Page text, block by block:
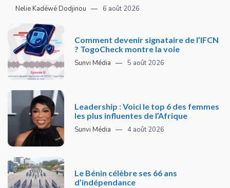
Nelie Kadéwé Dodjinou 6 août 2026
Comment devenir signataire de l’IFCN
? TogoCheck montre la voie
Sunvi Média 5 août 2026
Leadership : Voici le top 6 des femmes
les plus influentes de l’Afrique
Sunvi Média 4 août 2026
Le Bénin célèbre ses 66 ans
d’indépendance